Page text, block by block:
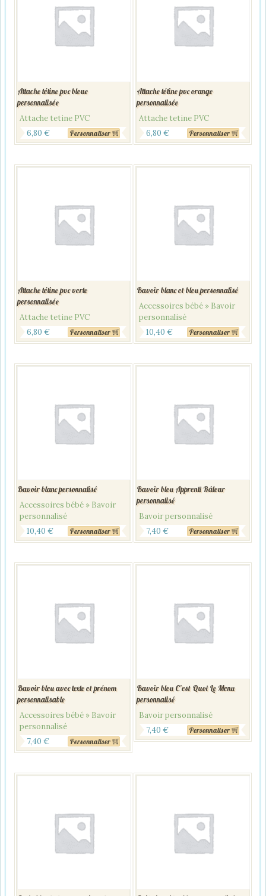
Attache tétine pvc bleue
personnalisée
Attache tetine PVC
6,80 € Personnaliser
Attache tétine pvc orange
personnalisée
Attache tetine PVC
6,80 € Personnaliser
Attache tétine pvc verte
personnalisée
Attache tetine PVC
6,80 € Personnaliser
Bavoir blanc et bleu personnalisé
Accessoires bébé » Bavoir
personnalisé
10,40 € Personnaliser
Bavoir blanc personnalisé
Accessoires bébé » Bavoir
personnalisé
10,40 € Personnaliser
Bavoir bleu Apprenti Râleur
personnalisé
Bavoir personnalisé
7,40 € Personnaliser
Bavoir bleu avec texte et prénom
personnalisable
Accessoires bébé » Bavoir
personnalisé
7,40 € Personnaliser
Bavoir bleu C’est Quoi Le Menu
personnalisé
Bavoir personnalisé
7,40 € Personnaliser